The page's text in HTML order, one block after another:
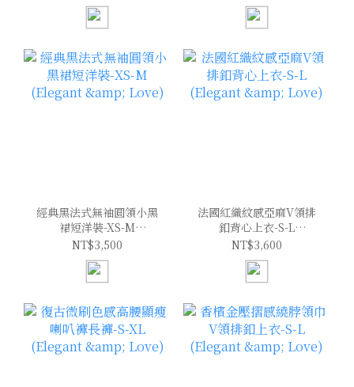
經典黑法式無袖圓領小黑
裙短洋裝-XS-M
(Elegant & Love)
NT$3,500
法國紅織紋感亞麻V領排
釦背心上衣-S-L
(Elegant & Love)
NT$3,600